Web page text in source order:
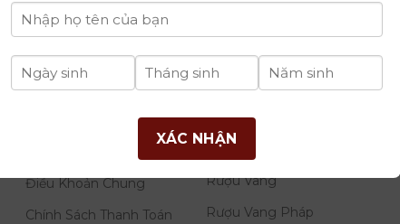
THÔNG TIN
Điều Khoản Chung
Chính Sách Thanh Toán
DANH MỤC
RƯỢU
Rượu Vang
Rượu Vang Pháp
XÁC NHẬN